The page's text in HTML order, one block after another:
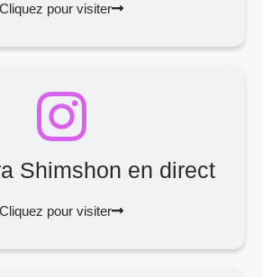
Cliquez pour visiter
Shimshon en direct
Cliquez pour visiter